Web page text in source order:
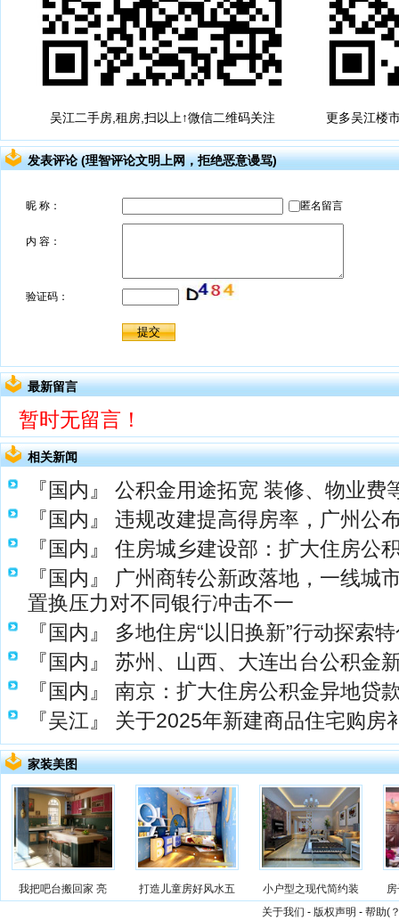
吴江二手房,租房,扫以上↑微信二维码关注 更多吴江楼
发表评论 (理智评论文明上网，拒绝恶意谩骂)
最新留言
暂时无留言！
相关新闻
『国内』
公积金用途拓宽 装修、物业费
『国内』
违规改建提高得房率，广州公
『国内』
住房城乡建设部：扩大住房公
『国内』
广州商转公新政落地，一线城
置换压力对不同银行冲击不一
『国内』
多地住房“以旧换新”行动探索
『国内』
苏州、山西、大连出台公积金
『国内』
南京：扩大住房公积金异地贷
『吴江』
关于2025年新建商品住宅购房
家装美图
我把吧台搬回家 亮 打造儿童房好风水五 小户型之现代简约装
关于我们 - 版权声明 - 帮助(